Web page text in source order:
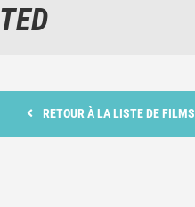
TED
RETOUR À LA LISTE DE FILMS